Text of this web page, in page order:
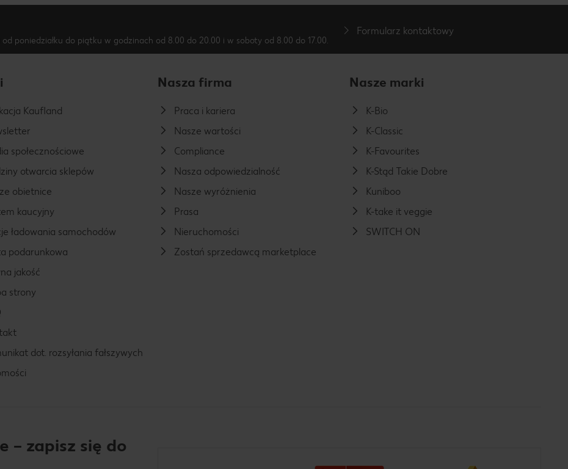
poniedziałku do piątku w godzinach od 8.00 do 20.00 i w soboty od 8.00 do 17.00.
Formularz kontaktowy
Kaufland
społecznościowe
otwarcia sklepów
obietnice
kaucyjny
ładowania samochodów
podarunkowa
jakość
strony
dot. rozsyłania fałszywych
Nasza firma
Praca i kariera
Nasze wartości
Compliance
Nasza odpowiedzialność
Nasze wyróżnienia
Prasa
Nieruchomości
Zostań sprzedawcą marketplace
Nasze marki
K-Bio
K-Classic
K-Favourites
K-Stąd Takie Dobre
Kuniboo
K-take it veggie
SWITCH ON
– zapisz się do